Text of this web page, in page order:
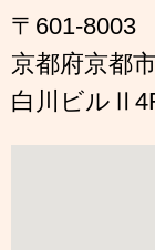
〒601-8003
京都府京都
白川ビル